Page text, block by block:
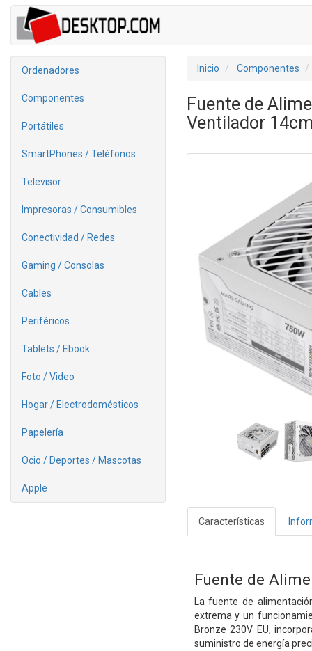
Ordenadores
Componentes
Portátiles
SmartPhones / Teléfonos
Televisor
Impresoras / Consumibles
Conectividad / Redes
Gaming / Consolas
Cables
Periféricos
Tablets / Ebook
Foto / Video
Hogar / Electrodomésticos
Papelería
Ocio / Deportes / Mascotas
Apple
Inicio Componentes
Fuente de
Ventilador
Características
Fuente de
La fuente de
extrema y un
Bronze 230V EU,
suministro de energía